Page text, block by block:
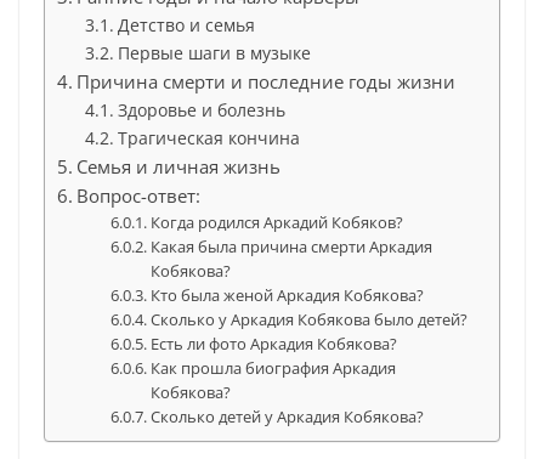
Детство и семья
Первые шаги в музыке
Причина смерти и последние годы жизни
Здоровье и болезнь
Трагическая кончина
Семья и личная жизнь
Вопрос-ответ:
Когда родился Аркадий Кобяков?
Какая была причина смерти Аркадия
Кобякова?
Кто была женой Аркадия Кобякова?
Сколько у Аркадия Кобякова было детей?
Есть ли фото Аркадия Кобякова?
Как прошла биография Аркадия
Кобякова?
Сколько детей у Аркадия Кобякова?